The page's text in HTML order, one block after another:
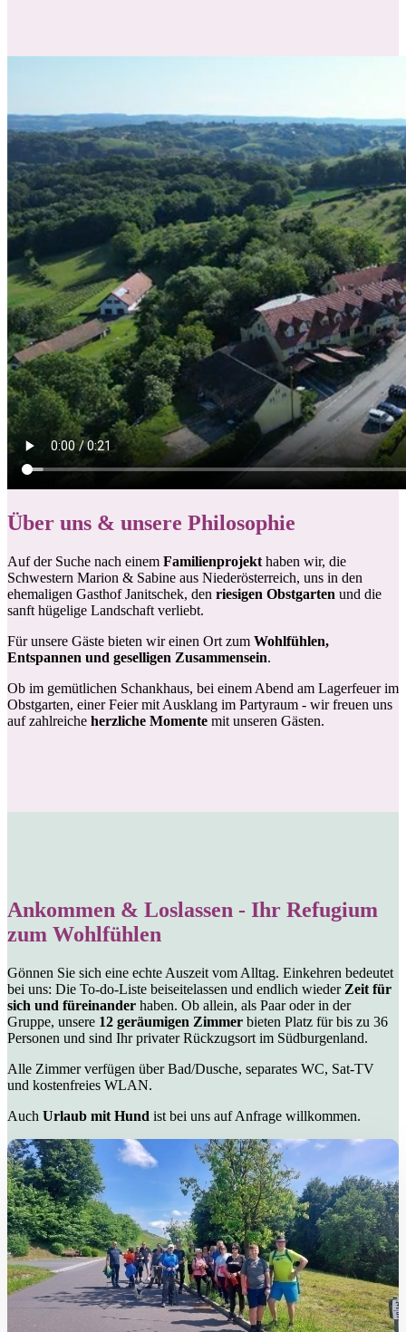
Über uns & unsere Philosophie
Auf der Suche nach einem Familienprojekt haben wir, die
Schwestern Marion & Sabine aus Niederösterreich, uns in den
ehemaligen Gasthof Janitschek, den riesigen Obstgarten und die
sanft hügelige Landschaft verliebt.
Für unsere Gäste bieten wir einen Ort zum Wohlfühlen,
Entspannen und geselligen Zusammensein.
Ob im gemütlichen Schankhaus, bei einem Abend am Lagerfeuer im
Obstgarten, einer Feier mit Ausklang im Partyraum - wir freuen uns
auf zahlreiche herzliche Momente mit unseren Gästen.
Ankommen & Loslassen - Ihr Refugium
zum Wohlfühlen
Gönnen Sie sich eine echte Auszeit vom Alltag. Einkehren bedeutet
bei uns: Die To-do-Liste beiseitelassen und endlich wieder Zeit für
sich und füreinander haben. Ob allein, als Paar oder in der
Gruppe, unsere 12 geräumigen Zimmer bieten Platz für bis zu 36
Personen und sind Ihr privater Rückzugsort im Südburgenland.
Alle Zimmer verfügen über Bad/Dusche, separates WC, Sat-TV
und kostenfreies WLAN.
Auch Urlaub mit Hund ist bei uns auf Anfrage willkommen.